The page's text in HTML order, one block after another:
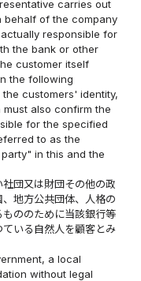
carries out
behalf of the company
responsible for
the bank or other
customer itself
the following
customers' identity,
also confirm the
for the specified
to as the
in this and the
団又は財団その他の政
地方公共団体、人格の
ののために当該銀行等
いる自然人を顧客とみ
a local
without legal